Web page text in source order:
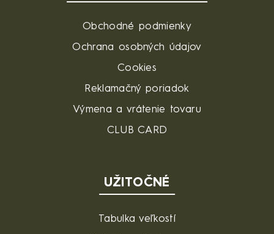
Obchodné podmienky
Ochrana osobných údajov
Cookies
Reklamačný poriadok
Výmena a vrátenie tovaru
CLUB CARD
UŽITOČNÉ
Tabulka veľkostí